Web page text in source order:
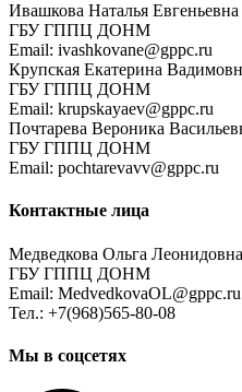
Ивашкова Наталья Евгеньевна
ГБУ ГППЦ ДОНМ
Email: ivashkovane@gppc.ru
Крупская Екатерина
ГБУ ГППЦ ДОНМ
Email: krupskayaev@gppc.ru
Почтарева Вероника
ГБУ ГППЦ ДОНМ
Email: pochtarevavv@gppc.ru
Контактные лица
Медведкова Ольга Леонидовна
ГБУ ГППЦ ДОНМ
Email: MedvedkovaOL@gppc.ru
Тел.: +7(968)565-80-08
Мы в соцсетях